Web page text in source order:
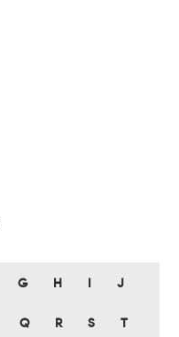
G H J
Q R S T